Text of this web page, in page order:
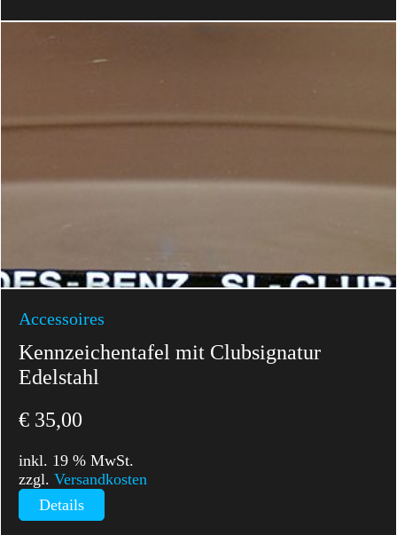
Accessoires
Kennzeichentafel mit Clubsignatur
Edelstahl
€ 35,00
inkl. 19 % MwSt.
zzgl.Versandkosten
Details